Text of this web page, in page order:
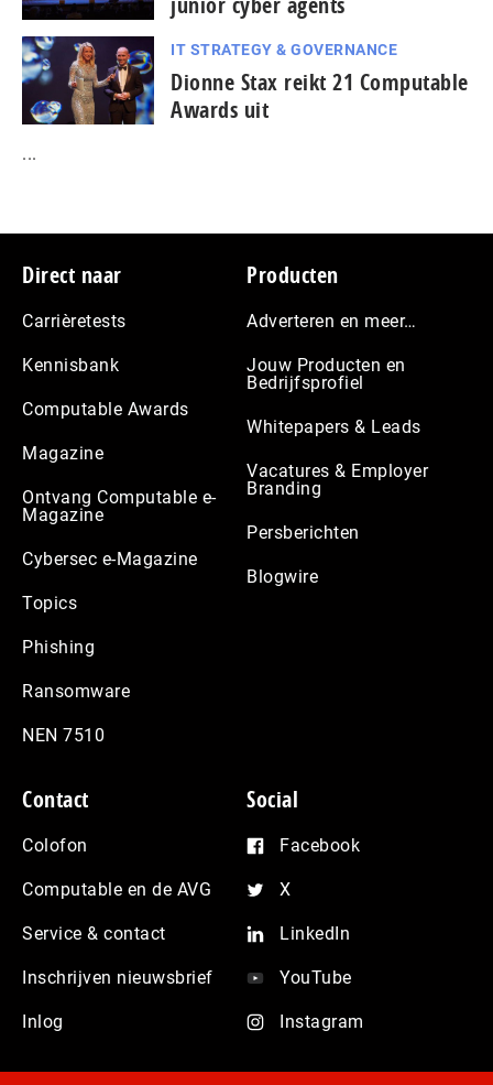
IT STRATEGY & GOVERNANCE
Dionne Stax reikt 21 Computable
Awards uit
...
Footer
Direct naar
Carrièretests
Kennisbank
Computable Awards
Magazine
Ontvang Computable e-
Magazine
Cybersec e-Magazine
Topics
Phishing
Ransomware
NEN 7510
Producten
Adverteren en meer…
Jouw Producten en
Bedrijfsprofiel
Whitepapers & Leads
Vacatures & Employer
Branding
Persberichten
Blogwire
Contact
Colofon
Computable en de AVG
Service & contact
Inschrijven nieuwsbrief
Inlog
Social
Facebook
X
LinkedIn
YouTube
Instagram